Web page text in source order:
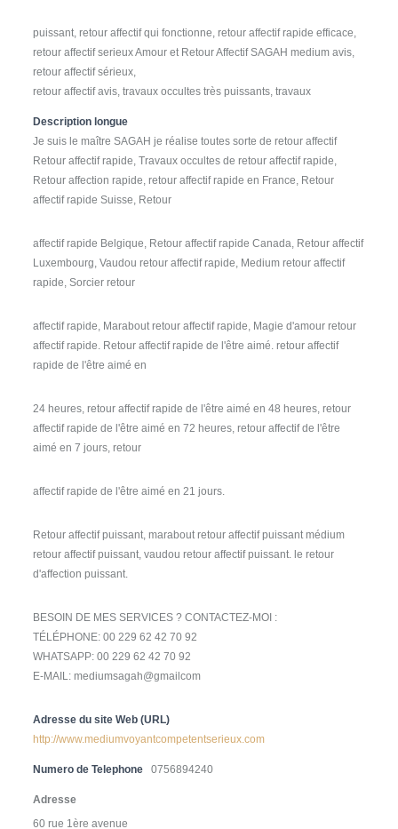
puissant, retour affectif qui fonctionne, retour affectif rapide efficace,
retour affectif serieux Amour et Retour Affectif SAGAH medium avis,
retour affectif sérieux,
retour affectif avis, travaux occultes très puissants, travaux
Description longue
Je suis le maître SAGAH je réalise toutes sorte de retour affectif
Retour affectif rapide, Travaux occultes de retour affectif rapide,
Retour affection rapide, retour affectif rapide en France, Retour
affectif rapide Suisse, Retour
affectif rapide Belgique, Retour affectif rapide Canada, Retour affectif
Luxembourg, Vaudou retour affectif rapide, Medium retour affectif
rapide, Sorcier retour
affectif rapide, Marabout retour affectif rapide, Magie d'amour retour
affectif rapide. Retour affectif rapide de l'être aimé. retour affectif
rapide de l'être aimé en
24 heures, retour affectif rapide de l'être aimé en 48 heures, retour
affectif rapide de l'être aimé en 72 heures, retour affectif de l'être
aimé en 7 jours, retour
affectif rapide de l'être aimé en 21 jours.
Retour affectif puissant, marabout retour affectif puissant médium
retour affectif puissant, vaudou retour affectif puissant. le retour
d'affection puissant.
BESOIN DE MES SERVICES ? CONTACTEZ-MOI :
TÉLÉPHONE: 00 229 62 42 70 92
WHATSAPP: 00 229 62 42 70 92
E-MAIL: mediumsagah@gmailcom
Adresse du site Web (URL)
http://www.mediumvoyantcompetentserieux.com
Numero de Telephone 0756894240
Adresse
60 rue 1ère avenue